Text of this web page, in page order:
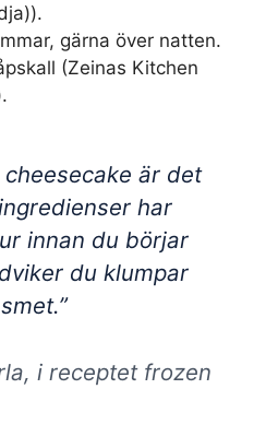
gärna över natten.
(Zeinas Kitchen
cheesecake är det
har
innan du börjar
du klumpar
i receptet frozen